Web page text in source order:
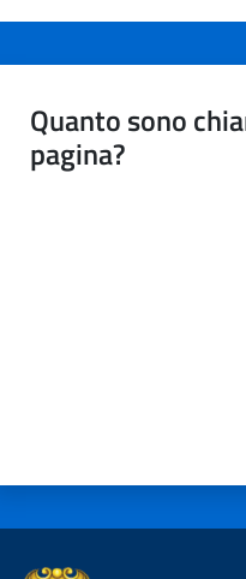
Quanto sono
pagina?